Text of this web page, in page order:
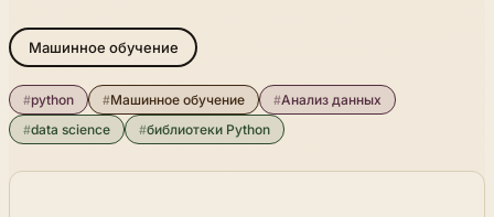
Машинное обучение
#python #Машинное обучение #Анализ данных
#data science #библиотеки Python